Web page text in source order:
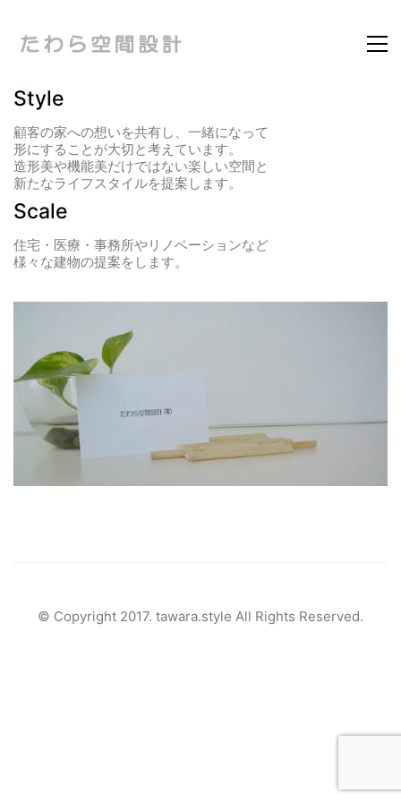
Style
顧客の家への想いを共有し、一緒になって
形にすることが大切と考えています。
造形美や機能美だけではない楽しい空間と
新たなライフスタイルを提案します。
Scale
住宅・医療・事務所やリノベーションなど
様々な建物の提案をします。
© Copyright 2017. tawara.style All Rights Reserved.